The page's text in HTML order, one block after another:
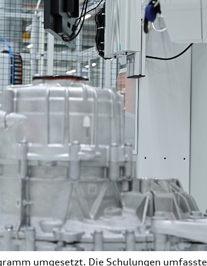
umgesetzt. Die Schulungen